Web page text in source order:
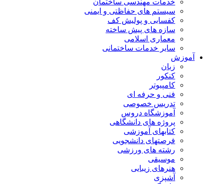
خدمات مهندسی ساختمان
سیستم های حفاظتی و ایمنی
کفسابی و پولیش کف
سازه های پیش ساخته
معماری اسلامی
سایر خدمات ساختمانی
آموزش
زبان
کنکور
کامپیوتر
فنی و حرفه ای
تدریس خصوصی
آموزشگاه دروس
پروژه های دانشگاهی
کتابهای آموزشی
فرصتهای دانشجویی
رشته های ورزشی
موسیقی
هنرهای زیبایی
آشپزی